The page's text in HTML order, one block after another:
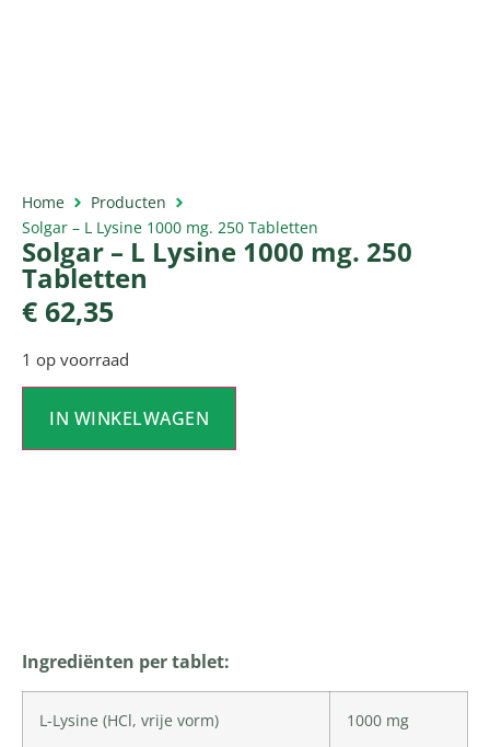
Home
Producten
Solgar – L Lysine 1000 mg. 250 Tabletten
Solgar – L Lysine 1000 mg. 250
Tabletten
€ 62,35
1 op voorraad
IN WINKELWAGEN
Ingrediënten per tablet:
L-Lysine (HCl, vrije vorm) 1000 mg